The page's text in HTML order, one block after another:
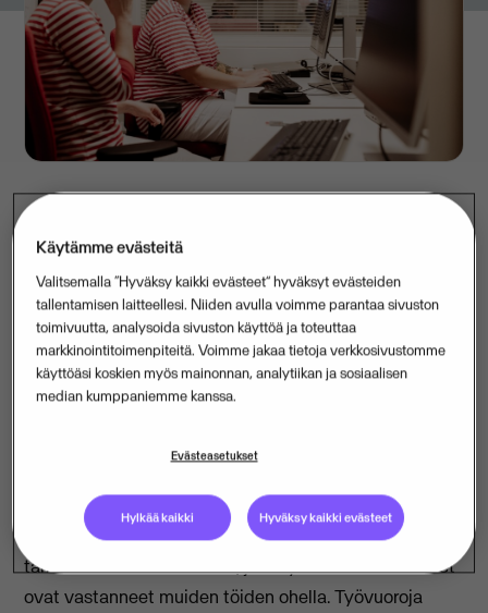
Hoitajien määrä keskusteluttaa vanhushoivassa.
Mitoituslaki toi lisämausteen entisestään vaativaan
työvuorosuunnitteluun. Jotta laki, asukkaiden
tarpeet ja henkilöstön toiveet toteutuvat, Esperi
kehitti yhteistyössä Vismaan kuuluvan Weoptitin
kanssa työvuorojen suunnitteluun ja optimointiin
varmistaa hyvä hoiva sekä tukea henkilöstön
hyvinvointia. Työvuorosuunnittelu on aikaa ja
tarkkuutta vaativa tehtävä, josta yksiköiden esimiehet
ovat vastanneet muiden töiden ohella. Työvuoroja
Käytämme evästeitä
Valitsemalla “Hyväksy kaikki evästeet” hyväksyt evästeiden
tallentamisen laitteellesi. Niiden avulla voimme parantaa sivuston
toimivuutta, analysoida sivuston käyttöä ja toteuttaa
markkinointitoimenpiteitä. Voimme jakaa tietoja verkkosivustomme
käyttöäsi koskien myös mainonnan, analytiikan ja sosiaalisen
median kumppaniemme kanssa.
Evästeasetukset
Hylkää kaikki Hyväksy kaikki evästeet